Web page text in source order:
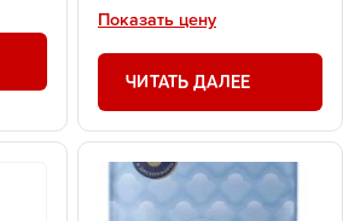
Показать цену
ЧИТАТЬ ДАЛЕЕ